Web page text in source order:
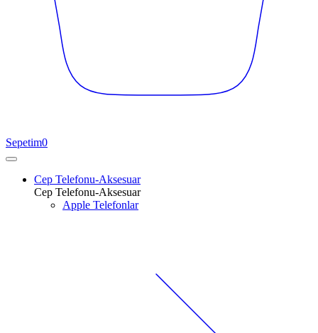
Sepetim0
Cep Telefonu-Aksesuar
Cep Telefonu-Aksesuar
Apple Telefonlar